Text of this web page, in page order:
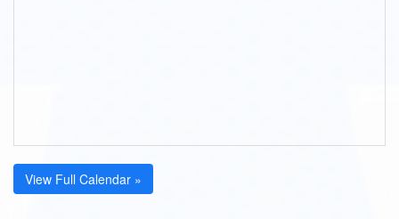
View Full Calendar »